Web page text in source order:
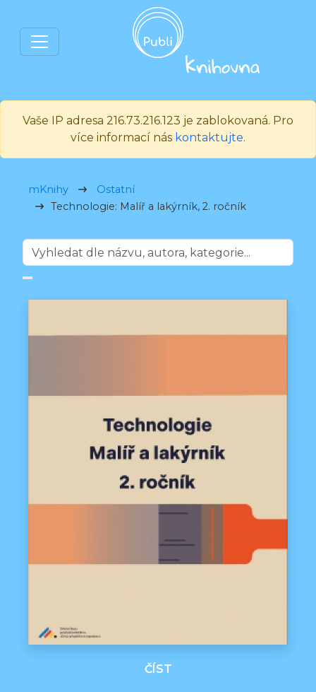
Vaše IP adresa 216.73.216.123 je zablokovaná. Pro
více informací nás kontaktujte.
mKnihy
Ostatní
Technologie: Malíř a lakýrník, 2. ročník
ČÍST